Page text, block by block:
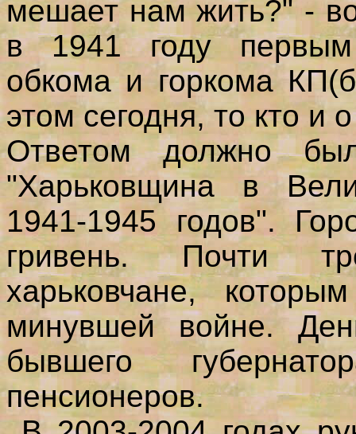
мешает нам жить?" -
в 1941 году первым
обкома и горкома
этом сегодня, то кто и
Ответом должно
"Харьковщина в
1941-1945 годов".
гривень. Почти
харьковчане,
минувшей войне.
бывшего
пенсионеров.